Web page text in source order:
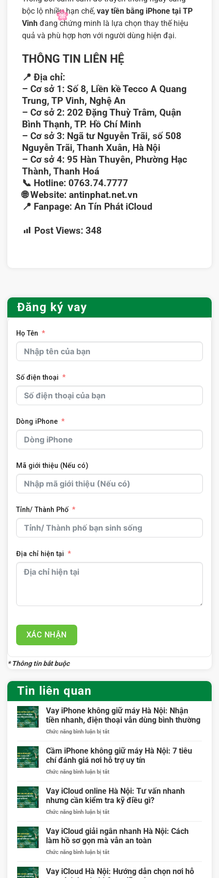
bộc lộ nhiều hạn chế, vay tiền bằng iPhone tại TP
Vinh đang chứng minh là lựa chọn thay thế hiệu
quả và phù hợp hơn với người dùng hiện đại.
THÔNG TIN LIÊN HỆ
📍 Địa chỉ:
– Cơ sở 1: Số 8, Liền kề Tecco A Quang
Trung, TP Vinh, Nghệ An
– Cơ sở 2: 202 Đặng Thuỳ Trâm, Quận
Bình Thạnh, TP. Hồ Chí Minh
– Cơ sở 3: Ngã tư Nguyễn Trãi, số 508
Nguyễn Trãi, Thanh Xuân, Hà Nội
– Cơ sở 4: 95 Hàn Thuyên, Phường Hạc
Thành, Thanh Hoá
📞 Hotline: 0763.74.7777
🌐Website: antinphat.net.vn
📍 Fanpage: An Tín Phát iCloud
Post Views: 348
Đăng ký vay
Họ Tên
Số điện thoại
Dòng iPhone
Mã giới thiệu (Nếu có)
Tỉnh/ Thành Phố
Địa chỉ hiện tại
XÁC NHẬN
* Thông tin bắt buộc
Tin liên quan
Vay iPhone không giữ máy Hà Nội: Nhận
tiền nhanh, điện thoại vẫn dùng bình thường
Chức năng bình luận bị tắtở
iPhone
không
giữ
máy
Nội:
Nhận
nhanh,
thoại
vẫn
Cầm iPhone không giữ máy Hà Nội: 7 tiêu
chí đánh giá nơi hỗ trợ uy tín
Chức năng bình luận bị tắtở
iPhone
không
giữ
máy
Nội:
7
chí
giá
Vay iCloud online Hà Nội: Tư vấn nhanh
nhưng cần kiểm tra kỹ điều gì?
Chức năng bình luận bị tắtở
iCloud
online
Hà
Nội:
vấn
Vay iCloud giải ngân nhanh Hà Nội: Cách
làm hồ sơ gọn mà vẫn an toàn
Chức năng bình luận bị tắtở
iCloud
Vay iCloud Hà Nội: Hướng dẫn chọn nơi hỗ